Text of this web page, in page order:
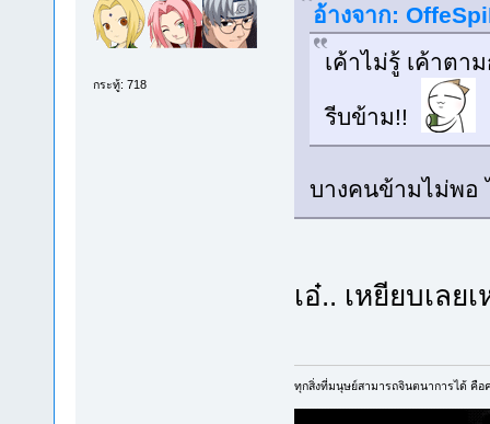
กระทู้: 718
อ้างจาก:
เค้าไม่รู้ เค้าตา
รีบข้าม!!
บางคนข้ามไม่พอ
เอ๋.. เหยียบเล
ทุกสิ่งที่มนุษย์สามารถจินตนาการได้ คื